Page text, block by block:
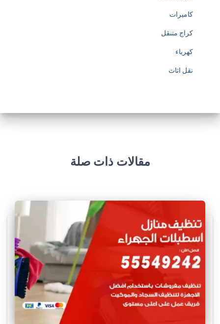
كاميرات
كراج متنقل
كهرباء
نقل اثاث
مقالات ذات صلة